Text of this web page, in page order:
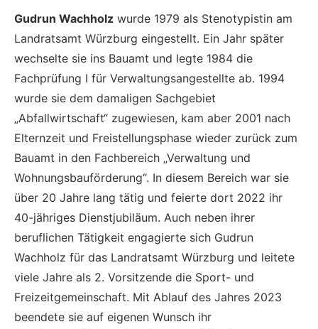
Gudrun Wachholz wurde 1979 als Stenotypistin am
Landratsamt Würzburg eingestellt. Ein Jahr später
wechselte sie ins Bauamt und legte 1984 die
Fachprüfung I für Verwaltungsangestellte ab. 1994
wurde sie dem damaligen Sachgebiet
„Abfallwirtschaft“ zugewiesen, kam aber 2001 nach
Elternzeit und Freistellungsphase wieder zurück zum
Bauamt in den Fachbereich „Verwaltung und
Wohnungsbauförderung“. In diesem Bereich war sie
über 20 Jahre lang tätig und feierte dort 2022 ihr
40-jähriges Dienstjubiläum. Auch neben ihrer
beruflichen Tätigkeit engagierte sich Gudrun
Wachholz für das Landratsamt Würzburg und leitete
viele Jahre als 2. Vorsitzende die Sport- und
Freizeitgemeinschaft. Mit Ablauf des Jahres 2023
beendete sie auf eigenen Wunsch ihr